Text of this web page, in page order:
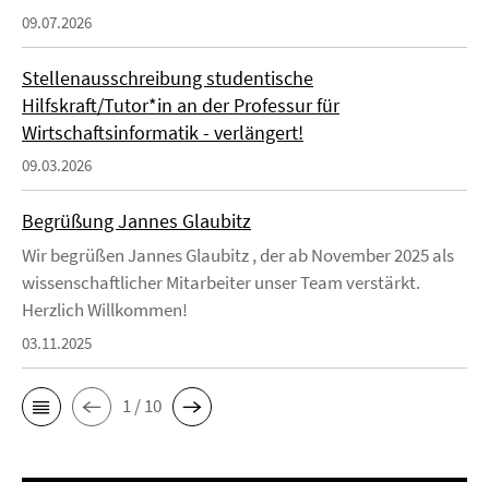
09.07.2026
Stellenausschreibung studentische
Hilfskraft/Tutor*in an der Professur für
Wirtschaftsinformatik - verlängert!
09.03.2026
Begrüßung Jannes Glaubitz
Wir begrüßen Jannes Glaubitz , der ab November 2025 als
wissenschaftlicher Mitarbeiter unser Team verstärkt.
Herzlich Willkommen!
03.11.2025
1 / 10